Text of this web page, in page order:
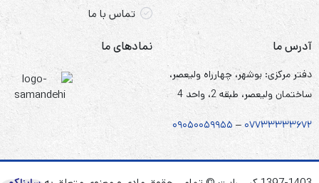
تماس با ما
آدرس ما
دفتر مرکزی: بوشهر، چهارراه ولیعصر،
ساختمان ولیعصر، طبقه 2، واحد 4
۰۷۷۳۳۳۳۳۶۷۲ – ۰۹۰۵۰۰۵۹۹۵۵
نمادهای ما